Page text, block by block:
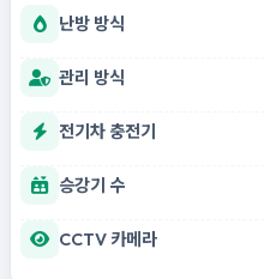
난방 방식
관리 방식
전기차 충전기
승강기 수
CCTV 카메라